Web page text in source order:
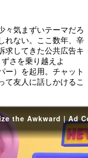
々気まずいテーマだろ
れない。ここ数年、辛
求してきた公共広告キ
ずさを乗り越えよ
ー）を起用。チャット
て友人に話しかけるこ